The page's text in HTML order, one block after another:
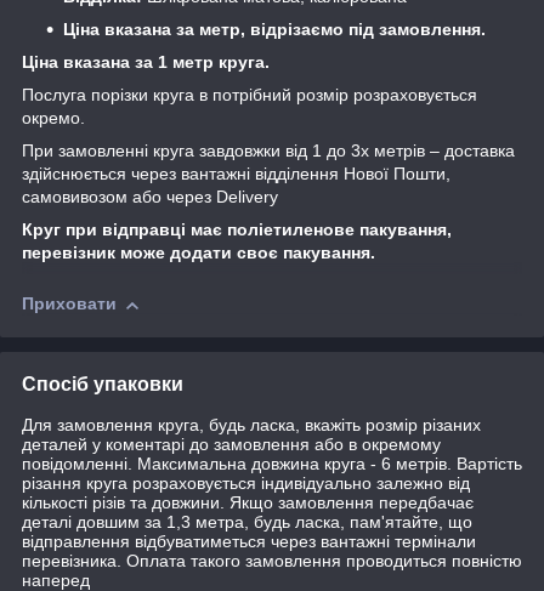
Ціна вказана за метр, відрізаємо під замовлення.
Ціна вказана за 1 метр круга.
Послуга порізки круга в потрібний розмір розраховується
окремо.
При замовленні круга завдовжки від 1 до 3х метрів – доставка
здійснюється через вантажні відділення Нової Пошти,
самовивозом або через Delivery
Круг при відправці має поліетиленове пакування,
перевізник може додати своє пакування.
Приховати
Спосіб упаковки
Для замовлення круга, будь ласка, вкажіть розмір різаних
деталей у коментарі до замовлення або в окремому
повідомленні. Максимальна довжина круга - 6 метрів. Вартість
різання круга розраховується індивідуально залежно від
кількості різів та довжини. Якщо замовлення передбачає
деталі довшим за 1,3 метра, будь ласка, пам'ятайте, що
відправлення відбуватиметься через вантажні термінали
перевізника. Оплата такого замовлення проводиться повністю
наперед